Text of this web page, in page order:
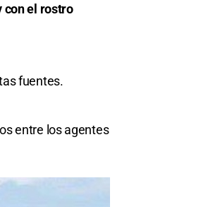
con el rostro
fuentes.
entre los agentes